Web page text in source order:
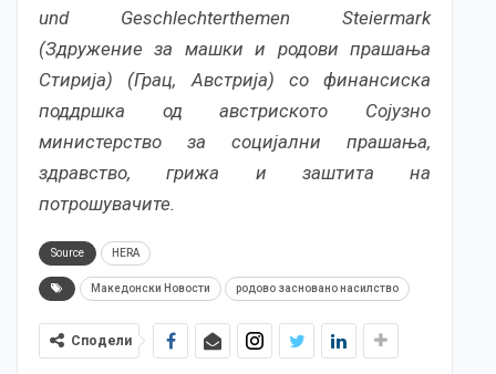
und Geschlechterthemen Steiermark
(Здружение за машки и родови прашања
Стирија) (Грац, Австрија) со финансиска
поддршка од aвстриското Сојузно
министерство за социјални прашања,
здравство, грижа и заштита на
потрошувачите.
Source HERA
Македонски Новости родово засновано насилство
Сподели